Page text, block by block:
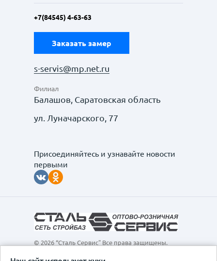
+7(84545) 4-63-63
Заказать замер
s-servis@mp.net.ru
Филиал
Балашов, Саратовская область
ул. Луначарского, 77
Присоединяйтесь и узнавайте новости
первыми
© 2026 “Сталь Сервис" Все права защищены.
интернет-сайт, а также вся информация о товарах и